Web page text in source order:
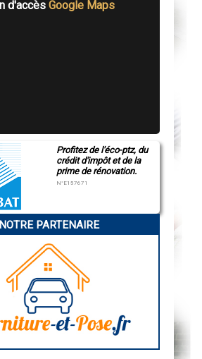
d'accès Google Maps
Profitez de l'éco-ptz, du
crédit d'impôt et de la
prime de rénovation.
N°E157671
NOTRE PARTENAIRE